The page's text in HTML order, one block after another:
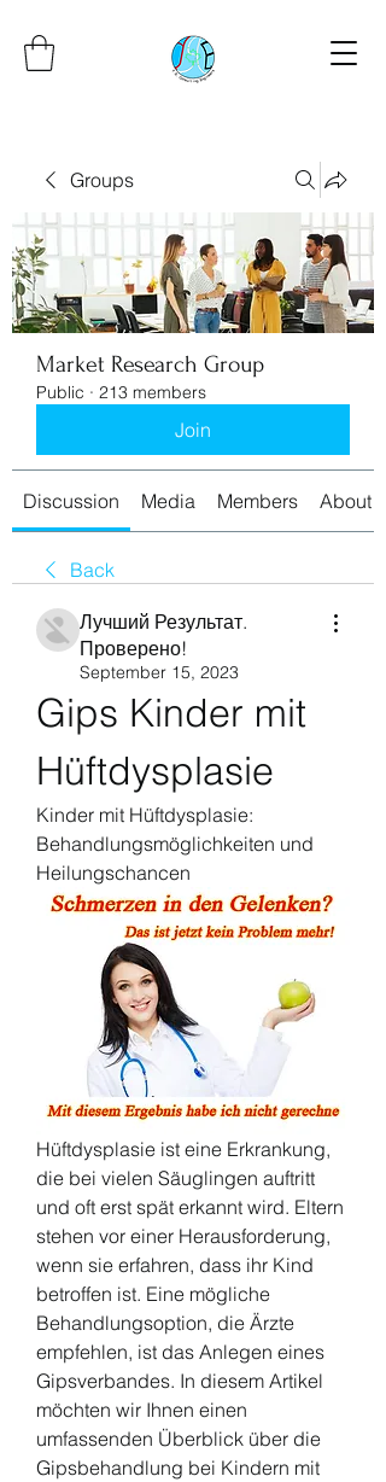
Groups
Market Research Group
Public · 213 members
Join
Discussion Media Members About
Back
Лучший Результат.
Проверено!
September 15, 2023
Gips Kinder mit
Hüftdysplasie
Kinder mit Hüftdysplasie:
Behandlungsmöglichkeiten und
Heilungschancen
Hüftdysplasie ist eine Erkrankung,
die bei vielen Säuglingen auftritt
und oft erst spät erkannt wird. Eltern
stehen vor einer Herausforderung,
wenn sie erfahren, dass ihr Kind
betroffen ist. Eine mögliche
Behandlungsoption, die Ärzte
empfehlen, ist das Anlegen eines
Gipsverbandes. In diesem Artikel
möchten wir Ihnen einen
umfassenden Überblick über die
Gipsbehandlung bei Kindern mit